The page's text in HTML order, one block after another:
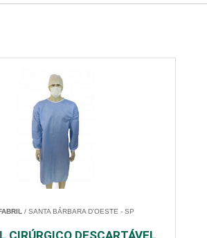
/ SANTA BÁRBARA D'OESTE - SP